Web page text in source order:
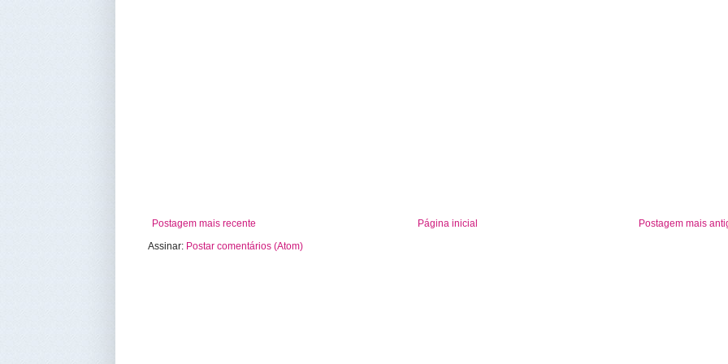
Postagem mais recente Postagem mais
Página inicial
Assinar: Postar comentários (Atom)